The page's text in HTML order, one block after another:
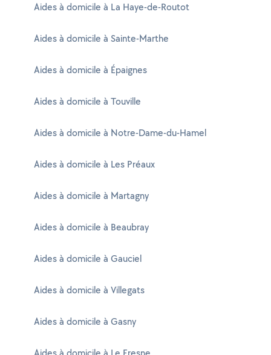
Aides à domicile à La Haye-de-Routot
Aides à domicile à Sainte-Marthe
Aides à domicile à Épaignes
Aides à domicile à Touville
Aides à domicile à Notre-Dame-du-Hamel
Aides à domicile à Les Préaux
Aides à domicile à Martagny
Aides à domicile à Beaubray
Aides à domicile à Gauciel
Aides à domicile à Villegats
Aides à domicile à Gasny